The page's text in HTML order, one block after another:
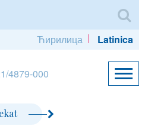
Ћирилица Latinica
4879-000